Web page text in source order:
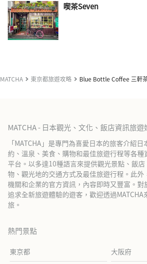
喫茶Seven
MATCHA 東京都旅遊攻略 Blue Bottle Coffee 三軒
MATCHA - 日本觀光、文化、飯店資訊旅遊
「MATCHA」是專門為喜愛日本的旅客介紹
約、溫泉、美食、購物和最佳旅遊行程等各種
平台。以多達10種語言來提供觀光景點、飯
物、觀光地的交通方式及最佳旅遊行程。此
機關和企業的官方資訊，內容即時又豐富。對
追求全新旅遊體驗的遊客，歡迎透過MATCHA
旅。
熱門景點
東京都 大阪府